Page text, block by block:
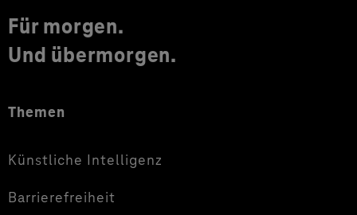
Für morgen.
Und übermorgen.
Themen
Künstliche Intelligenz
Barrierefreiheit